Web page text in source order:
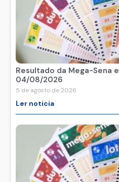
Resultado da Mega-Sena
04/08/2026
5 de agosto de 2026
Ler noticia